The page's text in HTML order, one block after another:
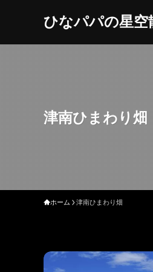
ひなパパの星空
津南ひまわり畑
ホーム 津南ひまわり畑